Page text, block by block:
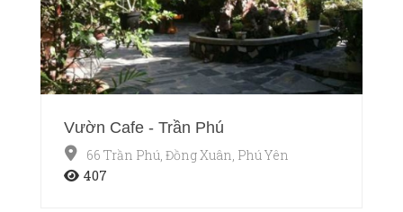
Vườn Cafe - Trần Phú
66 Trần Phú, Đồng Xuân, Phú Yên
407